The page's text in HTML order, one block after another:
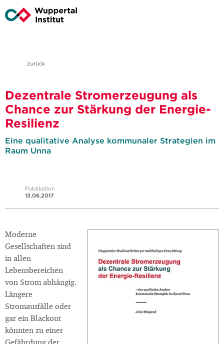
zurück
Dezentrale Stromerzeugung als
Chance zur Stärkung der Energie-
Resilienz
Eine qualitative Analyse kommunaler Strategien im
Raum Unna
Publikation
13.06.2017
Moderne
Gesellschaften sind
in allen
Lebensbereichen
von Strom abhängig.
Längere
Stromausfälle oder
gar ein Blackout
könnten zu einer